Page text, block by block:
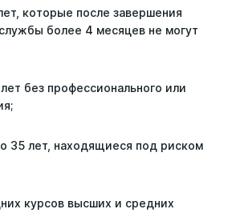
которые после завершения
более 4 месяцев не могут
без профессионального или
лет, находящиеся под риском
курсов высших и средних